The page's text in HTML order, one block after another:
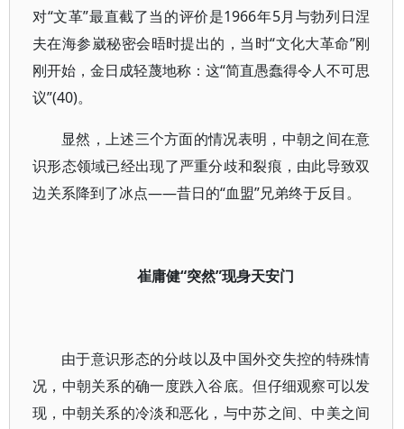
对“文革”最直截了当的评价是1966年5月与勃列日涅
夫在海参崴秘密会晤时提出的，当时“文化大革命”刚
刚开始，金日成轻蔑地称：这“简直愚蠢得令人不可思
议”(40)。
显然，上述三个方面的情况表明，中朝之间在意
识形态领域已经出现了严重分歧和裂痕，由此导致双
边关系降到了冰点——昔日的“血盟”兄弟终于反目。
崔庸健“突然”现身天安门
由于意识形态的分歧以及中国外交失控的特殊情
况，中朝关系的确一度跌入谷底。但仔细观察可以发
现，中朝关系的冷淡和恶化，与中苏之间、中美之间